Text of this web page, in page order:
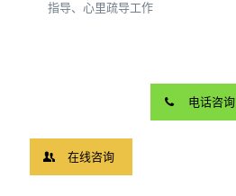
指导、心里疏导工作
电话咨询
在线咨询